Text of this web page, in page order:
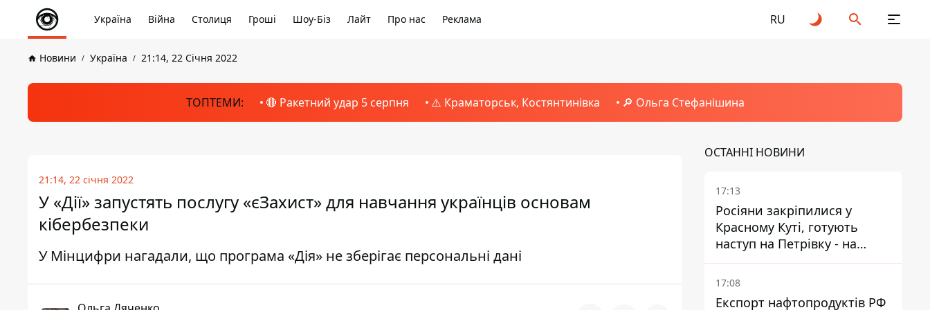
Україна Війна Столиця Гроші Шоу-Біз Лайт Про нас Реклама RU
Новини Україна 21:14, 22 Січня 2022
ТОПТЕМИ: 🔴 Ракетний удар 5 серпня ⚠️ Краматорськ, Костянтинівка 🔎 Ольга Стефанішина
21:14, 22 січня 2022
У «Дії» запустять послугу «єЗахист» для навчання українців основам
кібербезпеки
У Мінцифри нагадали, що програма «Дія» не зберігає персональні дані
ОСТАННІ НОВИНИ
17:13
Росіяни закріпилися у
Красному Куті, готують
наступ на Петрівку - на
Дружківському напрямку є
загроза обходу позицій ЗСУ
17:08
Експорт нафтопродуктів РФ